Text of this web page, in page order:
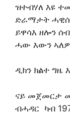
ዝተብሃለ እዩ
ድራማታት
ይዋሳእ ዘሎን
ሓው እውን
ዲክን ክልተ ግዜ
ናይ መጀመርታ
ብሓዳር ካብ